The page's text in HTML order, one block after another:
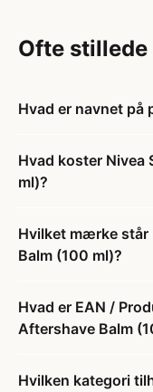
Ofte stillede
Hvad er navnet på
Hvad koster Nivea
ml)?
Hvilket mærke står
Balm (100 ml)?
Hvad er EAN /
Aftershave Balm
Hvilken kategori